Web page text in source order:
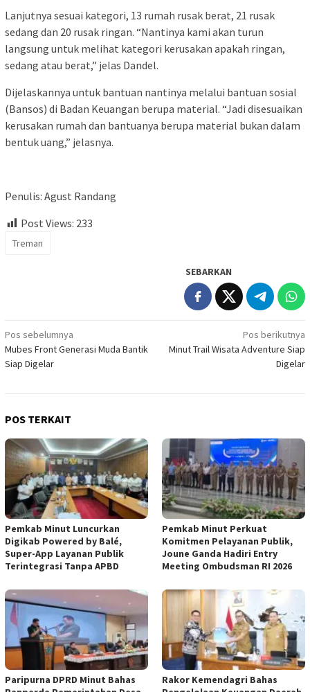
Lanjutnya sesuai kategori, 13 rumah rusak berat, 21 rusak
sedang dan 20 rusak ringan. “Nantinya kami akan turun
langsung untuk melihat kategori kerusakan apakah ringan,
sedang atau berat,” jelas Dandel.
Dijelaskannya untuk bantuan nantinya melalui bantuan sosial
(Bansos) di Badan Keuangan berupa material. “Jadi disesuaikan
kerusakan rumah dan bantuanya berupa material bukan dalam
bentuk uang,” jelasnya.
Penulis: Agust Randang
Post Views: 233
Treman
SEBARKAN
Navigasi
pos
Pos sebelumnya
Mubes Front Generasi Muda Bantik
Siap Digelar
Pos berikutnya
Minut Trail Wisata Adventure Siap
Digelar
POS TERKAIT
Pemkab Minut Luncurkan
Digikab Powered by Balé,
Super-App Layanan Publik
Terintegrasi Tanpa APBD
Pemkab Minut Perkuat
Komitmen Pelayanan Publik,
Joune Ganda Hadiri Entry
Meeting Ombudsman RI 2026
Paripurna DPRD Minut Bahas
Rakor Kemendagri Bahas